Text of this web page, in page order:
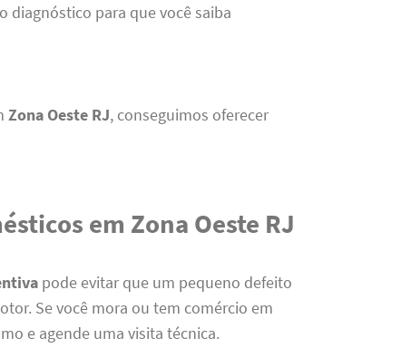
diagnóstico para que você saiba
Zona Oeste RJ, conseguimos oferecer
em Zona Oeste RJ
pode evitar que um pequeno defeito
Se você mora ou tem comércio em
e agende uma visita técnica.